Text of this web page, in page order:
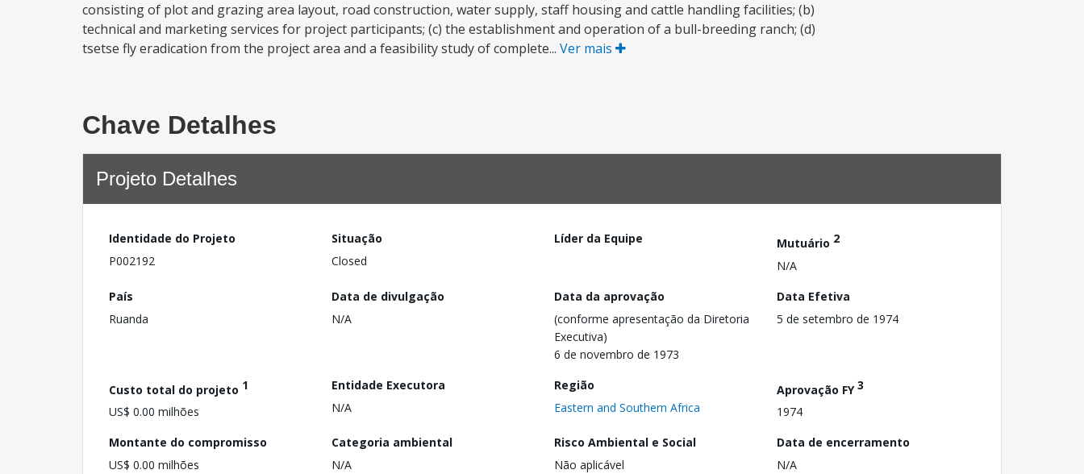
consisting of plot and grazing area layout, road construction, water supply, staff housing and cattle handling facilities; (b)
technical and marketing services for project participants; (c) the establishment and operation of a bull-breeding ranch; (d)
tsetse fly eradication from the project area and a feasibility study of complete... Ver mais
Chave Detalhes
Projeto Detalhes
Identidade do Projeto
P002192
Situação
Closed
Líder da Equipe Mutuário 2
N/A
País
Ruanda
Data de divulgação
N/A
Data da aprovação
(conforme apresentação da Diretoria
Executiva)
6 de novembro de 1973
Data Efetiva
5 de setembro de 1974
Custo total do projeto 1
US$ 0.00 milhões
Entidade Executora
N/A
Região
Eastern and Southern Africa
Aprovação FY3
1974
Montante do compromisso
US$ 0.00 milhões
Categoria ambiental
N/A
Risco Ambiental e Social
Não aplicável
Data de encerramento
N/A